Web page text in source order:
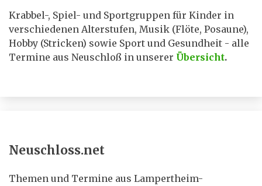
Krabbel-, Spiel- und Sportgruppen für Kinder in
verschiedenen Alterstufen, Musik (Flöte, Posaune),
Hobby (Stricken) sowie Sport und Gesundheit - alle
Termine aus Neuschloß in unserer Übersicht.
Neuschloss.net
Themen und Termine aus Lampertheim-